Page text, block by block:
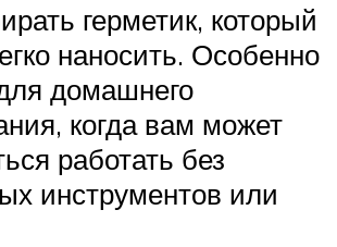
герметик, который
наносить. Особенно
домашнего
когда вам может
работать без
инструментов или